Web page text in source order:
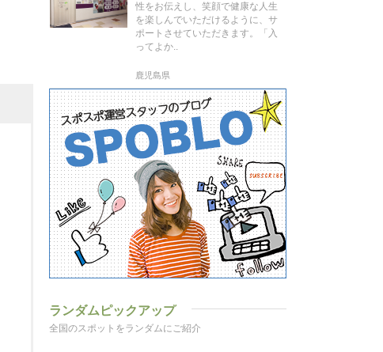
性をお伝えし、笑顔で健康な人生
を楽しんでいただけるように、サ
ポートさせていただきます。「入
ってよか..
鹿児島県
ランダムピックアップ
全国のスポットをランダムにご紹介